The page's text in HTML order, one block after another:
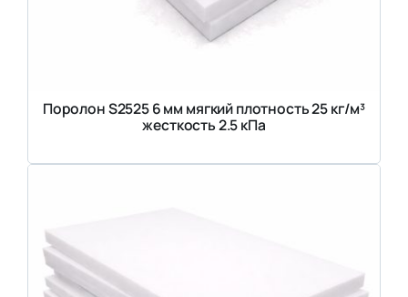
Поролон S2525 6 мм мягкий плотность 25 кг/м³
жесткость 2.5 кПа